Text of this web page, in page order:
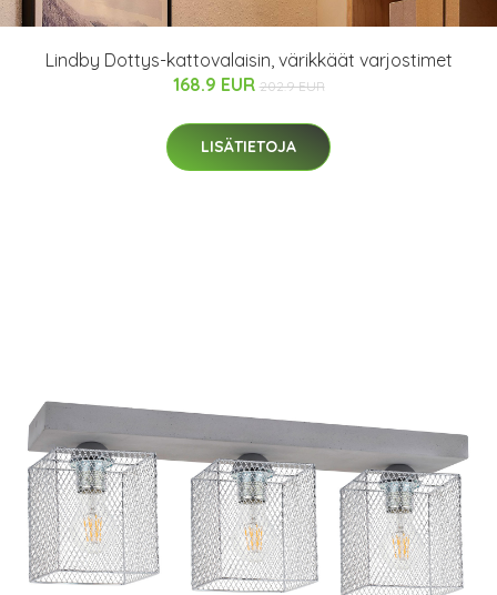
Lindby Dottys-kattovalaisin, värikkäät varjostimet
168.9 EUR 202.9 EUR
LISÄTIETOJA